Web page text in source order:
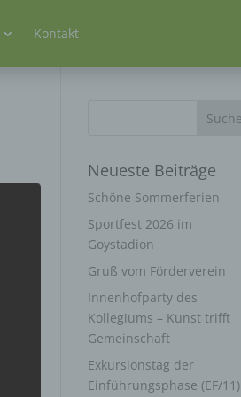
Kontakt
Neueste Beiträge
Schöne Sommerferien
Sportfest 2026 im
Goystadion
Gruß vom Förderverein
Innenhofparty des
Kollegiums – Kunst trifft
Gemeinschaft
Exkursionstag der
Einführungsphase (EF/11)